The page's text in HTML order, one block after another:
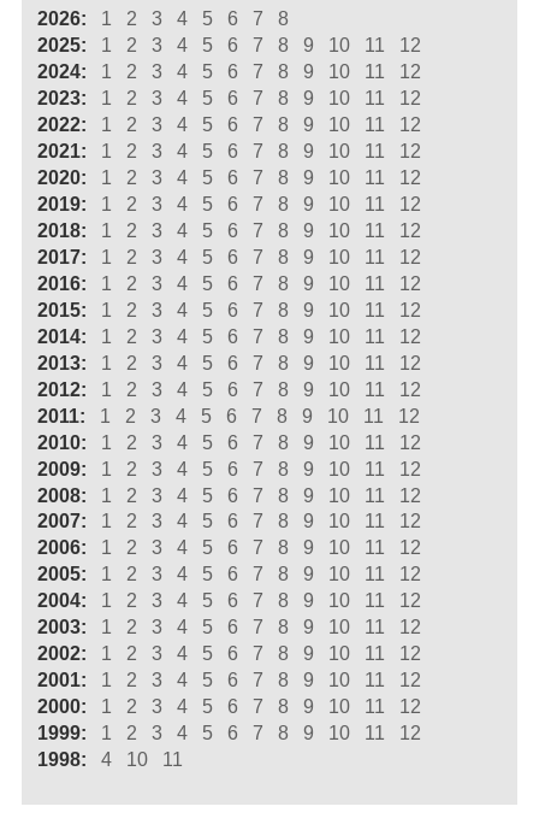
2026: 1 2 3 4 5 6 7
8
2025:
1 2 3 4 5 6 7 8 9 10 11
12
2024:
1 2 3 4 5 6 7 8 9 10 11
12
2023:
1 2 3 4 5 6 7 8 9 10 11
12
2022:
1 2 3 4 5 6 7 8 9 10 11
12
2021:
1 2 3 4 5 6 7 8 9 10 11
12
2020:
1 2 3 4 5 6 7 8 9 10 11
12
2019:
1 2 3 4 5 6 7 8 9 10 11
12
2018:
1 2 3 4 5 6 7 8 9 10 11
12
2017:
1 2 3 4 5 6 7 8 9 10 11
12
2016:
1 2 3 4 5 6 7 8 9 10 11
12
2015:
1 2 3 4 5 6 7 8 9 10 11
12
2014:
1 2 3 4 5 6 7 8 9 10 11
12
2013:
1 2 3 4 5 6 7 8 9 10 11
12
2012:
1 2 3 4 5 6 7 8 9 10 11
12
2011:
1 2 3 4 5 6 7 8 9 10 11
12
2010:
1 2 3 4 5 6 7 8 9 10 11
12
2009:
1 2 3 4 5 6 7 8 9 10 11
12
2008:
1 2 3 4 5 6 7 8 9 10 11
12
2007:
1 2 3 4 5 6 7 8 9 10 11
12
2006:
1 2 3 4 5 6 7 8 9 10 11
12
2005:
1 2 3 4 5 6 7 8 9 10 11
12
2004:
1 2 3 4 5 6 7 8 9 10 11
12
2003:
1 2 3 4 5 6 7 8 9 10 11
12
2002:
1 2 3 4 5 6 7 8 9 10 11
12
2001:
1 2 3 4 5 6 7 8 9 10 11
12
2000:
1 2 3 4 5 6 7 8 9 10 11
12
1999:
1 2 3 4 5 6 7 8 9 10 11
12
1998:
4 10 11